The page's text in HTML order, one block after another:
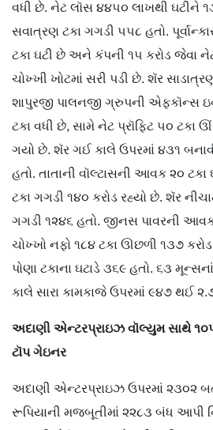
વધી છે. નેટ લૉસ ૪૪૫૦ લાખથી ઘટીને
સવાત્રણ ટકા ગગડી ૫૫૮ હતો.
ટકા ઘટી છે અને કંપની ૧૫ કરોડ જેવા
ચોખ્ખી ખોટમાં સરી પડી છે. શૅર
શાપુરજી પાલનજી ગ્રુપની એફકૉન્સ
ટકા વધી છે, સામે નેટ પ્રૉફિટ ૫૦ ટકા
ગયો છે. શૅર ગઈ કાલે ઉપરમાં ૪૩૧
હતો. તાતાની વૉલ્ટાસની આવક ૨૦
ટકા ગગડી ૧૪૦ કરોડ રહ્યો છે. શૅર
ગગડી ૧૨૪૬ હતો. જીનસ પાવરની
ચોખ્ખો નફો ૧૮૪ ટકા ઊછળી ૧૩૭
પોણા ટકાના ઘટાડે ૩૬૯ હતો. ૬૩
કાલે સારા કામકાજે ઉપરમાં ૯૪૭ થઈ
અદાણી એન્ટરપ્રાઇઝ વૉલ્યુમ સાથે
ટૉપ ગેઇનર
અદાણી એન્ટરપ્રાઇઝ ઉપરમાં ૨૩૦૨
રૂપિયાની મજબૂતીમાં ૨૨૮૩ બંધ આપી